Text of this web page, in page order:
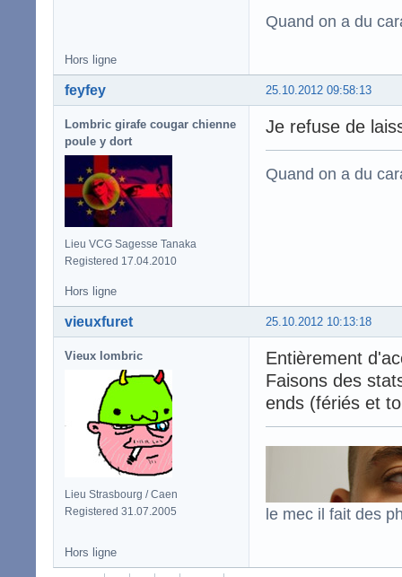
Quand on a du
Hors ligne
25.10.2012 09:58:13
feyfey
Lombric girafe cougar chienne
poule y dort
Lieu VCG Sagesse Tanaka
Registered 17.04.2010
Je refuse de
Quand on a du
Hors ligne
25.10.2012 10:13:18
vieuxfuret
Vieux lombric
Lieu Strasbourg / Caen
Registered 31.07.2005
Entièrement
Faisons des
ends (fériés et
le mec il fait des
Hors ligne